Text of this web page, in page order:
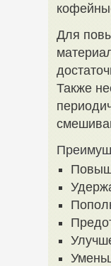
Для
Также